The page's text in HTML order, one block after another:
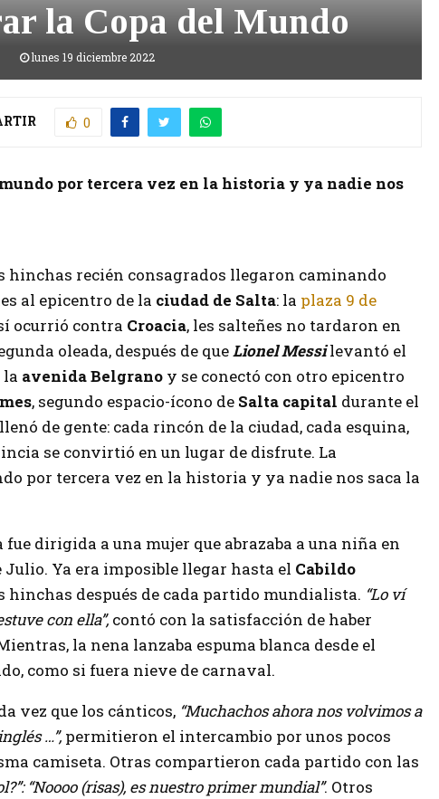
la Copa del Mundo
lunes 19 diciembre 2022
0
por tercera vez en la historia y ya nadie nos
hinchas recién consagrados llegaron caminando
al epicentro de la ciudad de Salta: la plaza 9 de
ocurrió contra Croacia, les salteñes no tardaron en
oleada, después de queLionel Messilevantó el
la avenida Belgrano y se conectó con otro epicentro
, segundo espacio-ícono de Salta capital durante el
de gente: cada rincón de la ciudad, cada esquina,
se convirtió en un lugar de disfrute. La
por tercera vez en la historia y ya nadie nos saca la
fue dirigida a una mujer que abrazaba a una niña en
Julio. Ya era imposible llegar hasta el Cabildo
hinchas después de cada partido mundialista. “Lo ví
con ella”, contó con la satisfacción de haber
la nena lanzaba espuma blanca desde el
como si fuera nieve de carnaval.
vez que los cánticos, “Muchachos ahora nos volvimos a
…”, permitieron el intercambio por unos pocos
camiseta. Otras compartieron cada partido con las
“Noooo (risas), es nuestro primer mundial”. Otros